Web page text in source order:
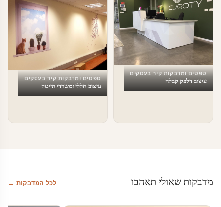
טפטים ומדבקות קיר בעסקים
עיצוב דלפק קבלה טפטים ומדבקות קיר בעסקים
עיצוב חללי ומשרדי הייטק
מדבקות שאולי תאהבו לכל המדבקות ←